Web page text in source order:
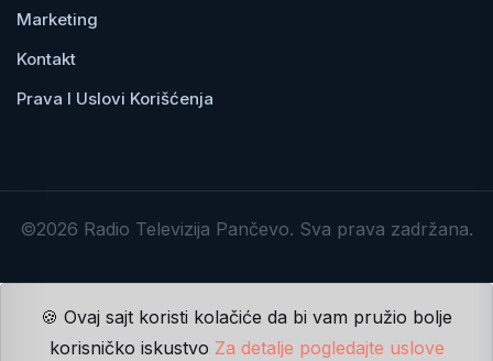
Marketing
Kontakt
Prava I Uslovi Korišćenja
©2026 Radio Televizija Pančevo. Sva prava zadržana.
🍪 Ovaj sajt koristi kolačiće da bi vam pružio bolje
korisničko iskustvo Za detalje pogledajte uslove